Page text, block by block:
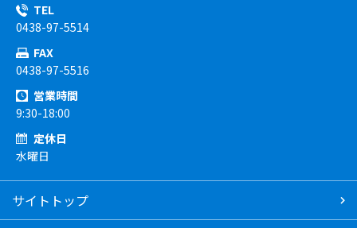
TEL
0438-97-5514
FAX
0438-97-5516
営業時間
9:30-18:00
定休日
水曜日
サイトトップ